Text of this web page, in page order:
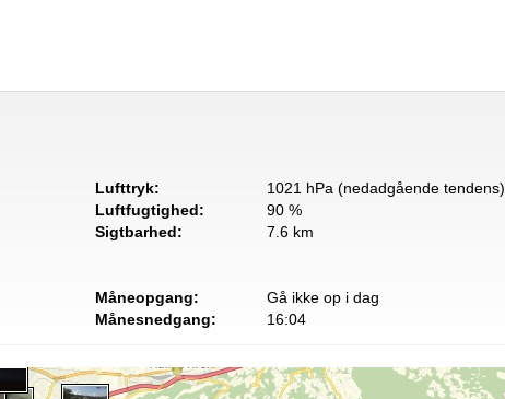
Lufttryk:
1021 hPa (nedadgående tendens)
Luftfugtighed:
90 %
Sigtbarhed:
7.6 km
Måneopgang:
Gå ikke op i dag
Månesnedgang:
16:04